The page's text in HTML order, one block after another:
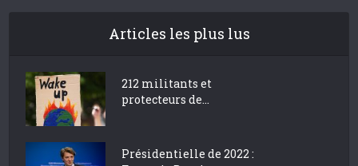
Articles les plus lus
212 militants et
protecteurs de...
Présidentielle de 2022 :